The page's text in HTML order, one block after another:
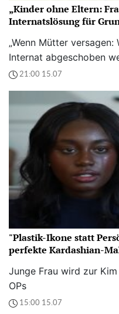
„Kinder ohne Eltern:
Internatslösung für
„Wenn Mütter
Internat abgeschoben
21:00 15.07
"Plastik-Ikone statt
perfekte Kardashian-
Junge Frau wird zur
OPs
15:00 15.07